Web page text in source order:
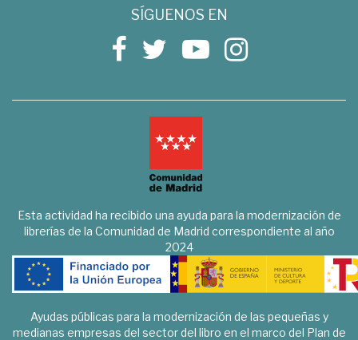
SÍGUENOS EN
Esta actividad ha recibido una ayuda para la modernización de
librerías de la Comunidad de Madrid correspondiente al año
2024
Ayudas públicas para la modernización de las pequeñas y
medianas empresas del sector del libro en el marco del Plan de